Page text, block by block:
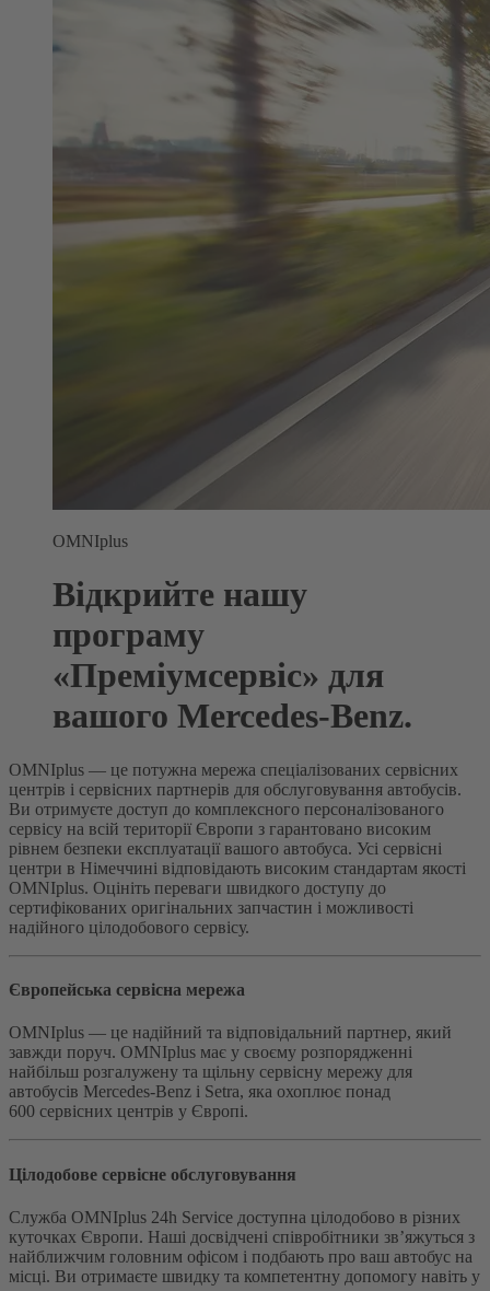
OMNIplus
Відкрийте нашу
програму
«Преміумсервіс» для
вашого Mercedes-Benz.
OMNIplus — це потужна мережа спеціалізованих сервісних
центрів і сервісних партнерів для обслуговування автобусів.
Ви отримуєте доступ до комплексного персоналізованого
сервісу на всій території Європи з гарантовано високим
рівнем безпеки експлуатації вашого автобуса. Усі сервісні
центри в Німеччині відповідають високим стандартам якості
OMNIplus. Оцініть переваги швидкого доступу до
сертифікованих оригінальних запчастин і можливості
надійного цілодобового сервісу.
Європейська сервісна мережа
OMNIplus — це надійний та відповідальний партнер, який
завжди поруч. OMNIplus має у своєму розпорядженні
найбільш розгалужену та щільну сервісну мережу для
автобусів Mercedes-Benz і Setra, яка охоплює понад
600 сервісних центрів у Європі.
Цілодобове сервісне обслуговування
Служба OMNIplus 24h Service доступна цілодобово в різних
куточках Європи. Наші досвідчені співробітники зв’яжуться з
найближчим головним офісом і подбають про ваш автобус на
місці. Ви отримаєте швидку та компетентну допомогу навіть у